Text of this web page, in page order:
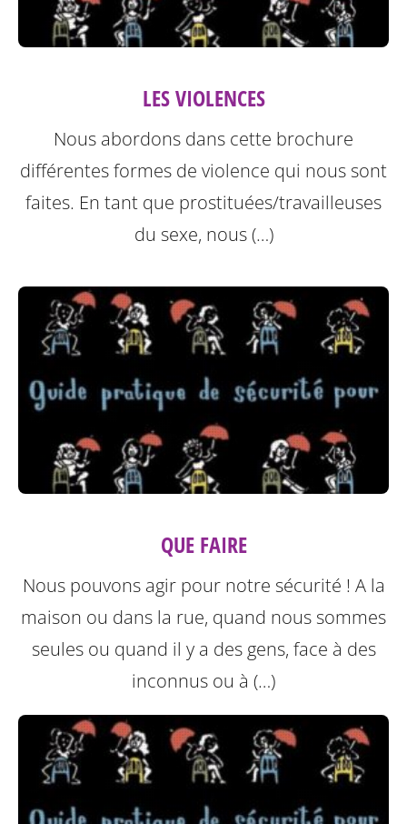
LES VIOLENCES
Nous abordons dans cette brochure
différentes formes de violence qui nous sont
faites. En tant que prostituées/travailleuses
du sexe, nous (…)
QUE FAIRE
Nous pouvons agir pour notre sécurité ! A la
maison ou dans la rue, quand nous sommes
seules ou quand il y a des gens, face à des
inconnus ou à (…)